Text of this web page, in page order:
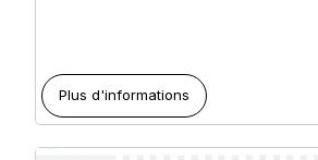
Plus d'informations